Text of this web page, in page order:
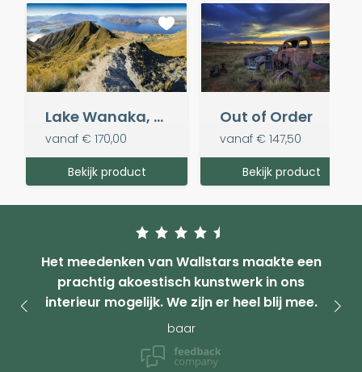
Lake Wanaka, Nieuw-Zeeland
vanaf € 170,00
Bekijk product
Out of Order
vanaf € 147,50
Bekijk product
Het meedenken van Wallstars maakte een
prachtig akoestisch kunstwerk in ons
interieur mogelijk. We zijn er heel blij mee.
baar